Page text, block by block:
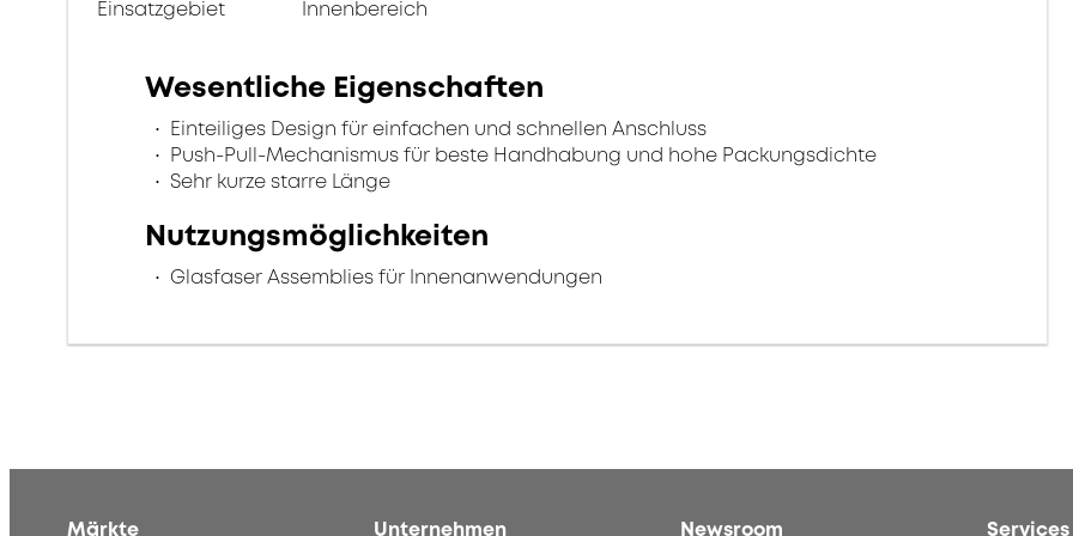
Einsatzgebiet Innenbereich
Wesentliche Eigenschaften
Einteiliges Design für einfachen und schnellen Anschluss
Push-Pull-Mechanismus für beste Handhabung und hohe Packungsdichte
Sehr kurze starre Länge
Nutzungsmöglichkeiten
Glasfaser Assemblies für Innenanwendungen
Märkte Unternehmen Newsroom Services